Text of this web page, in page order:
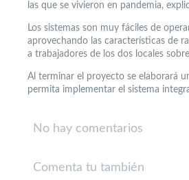
las que se vivieron en pandemia,
Los sistemas son muy fáciles de
aprovechando las características de
a trabajadores de los dos locales
Al terminar el proyecto se elaborará
permita implementar el sistema
No hay comentarios
Comenta tu también